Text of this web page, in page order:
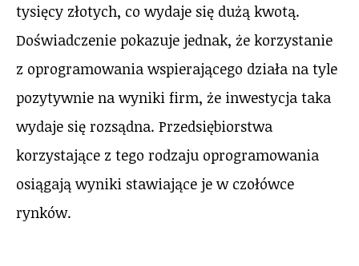
tysięcy złotych, co wydaje się dużą kwotą.
Doświadczenie pokazuje jednak, że korzystanie
z oprogramowania wspierającego działa na tyle
pozytywnie na wyniki firm, że inwestycja taka
wydaje się rozsądna. Przedsiębiorstwa
korzystające z tego rodzaju oprogramowania
osiągają wyniki stawiające je w czołówce
rynków.